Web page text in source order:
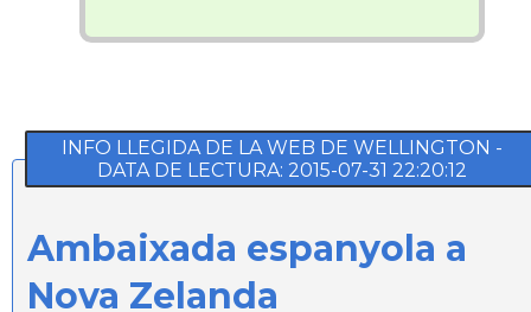
INFO LLEGIDA DE LA WEB DE WELLINGTON -
DATA DE LECTURA: 2015-07-31 22:20:12
Ambaixada espanyola a
Nova Zelanda